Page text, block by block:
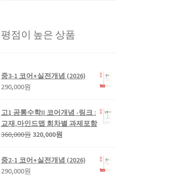
평점이 높은 상품
중3-1 코어+실전개념 (2026)
290,000원
고1 공통수학II 코어개념 -링크 :
교재,마인드맵 회차별 과제포함
360,000원 원
가
320,000원현
가
격:
중2-1 코어+실전개념 (2026)
290,000원